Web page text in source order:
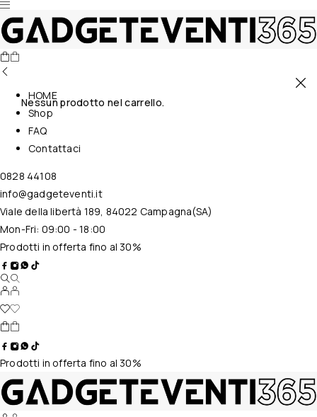
Nessun prodotto nel carrello.
HOME
Shop
FAQ
Contattaci
0828 44108
info@gadgeteventi.it
Viale della libertà 189, 84022 Campagna(SA)
Mon-Fri: 09:00 - 18:00
Prodotti in offerta fino al 30%
Prodotti in offerta fino al 30%